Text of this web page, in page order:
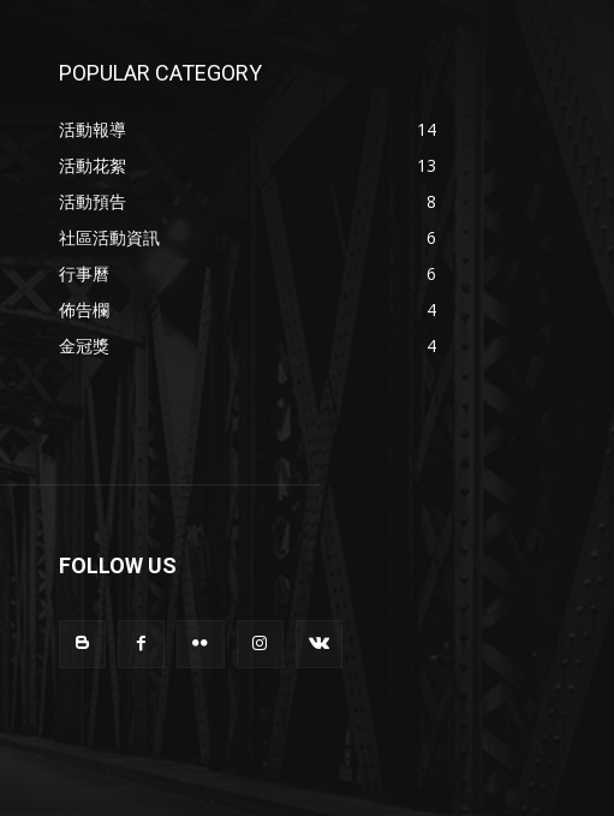
POPULAR CATEGORY
活動報導
14
活動花絮
13
活動預告
8
社區活動資訊
6
行事曆
6
佈告欄
4
金冠獎
4
FOLLOW US